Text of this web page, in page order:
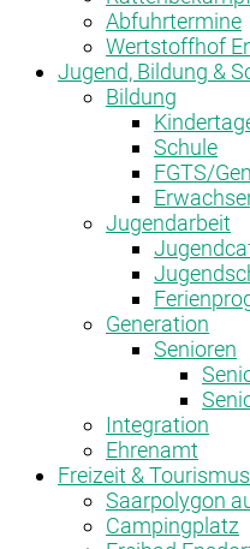
Abfuhrtermine
Wertstoffhof
Jugend, Bildung &
Bildung
Schule
FGTS/
Jugendarbeit
Generation
Senioren
Integration
Ehrenamt
Freizeit & Tourismus
Saarpolygon
Campingplatz